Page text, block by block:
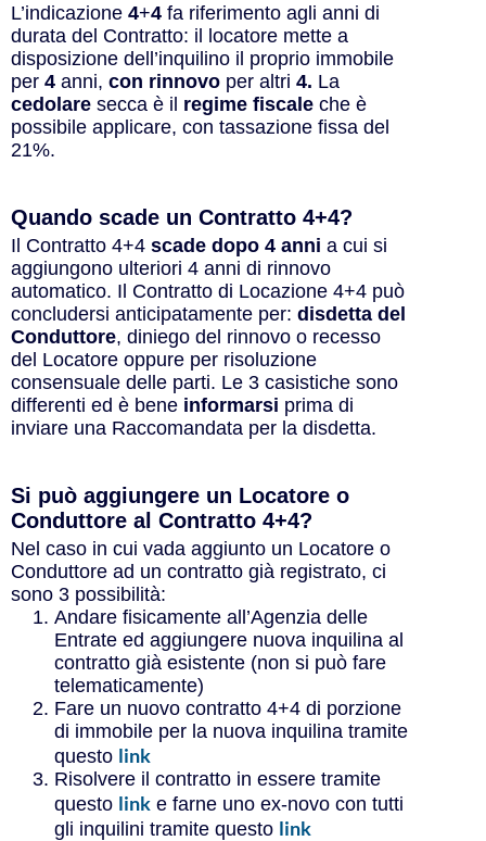
L’indicazione 4+4 fa riferimento agli anni di
durata del Contratto: il locatore mette a
disposizione dell’inquilino il proprio immobile
per 4 anni, con rinnovo per altri 4. La
cedolare secca è il regime fiscale che è
possibile applicare, con tassazione fissa del
21%.
Quando scade un Contratto 4+4?
Il Contratto 4+4 scade dopo 4 anni a cui si
aggiungono ulteriori 4 anni di rinnovo
automatico. Il Contratto di Locazione 4+4 può
concludersi anticipatamente per: disdetta del
Conduttore, diniego del rinnovo o recesso
del Locatore oppure per risoluzione
consensuale delle parti. Le 3 casistiche sono
differenti ed è bene informarsi prima di
inviare una Raccomandata per la disdetta.
Si può aggiungere un Locatore o
Conduttore al Contratto 4+4?
Nel caso in cui vada aggiunto un Locatore o
Conduttore ad un contratto già registrato, ci
sono 3 possibilità:
Andare fisicamente all’Agenzia delle
Entrate ed aggiungere nuova inquilina al
contratto già esistente (non si può fare
telematicamente)
Fare un nuovo contratto 4+4 di porzione
di immobile per la nuova inquilina tramite
questo link
Risolvere il contratto in essere tramite
questo link e farne uno ex-novo con tutti
gli inquilini tramite questo link